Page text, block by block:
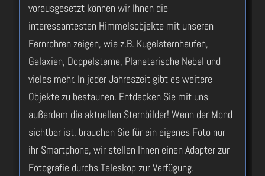
vorausgesetzt können wir Ihnen die
interessantesten Himmelsobjekte mit unseren
Fernrohren zeigen, wie z.B. Kugelsternhaufen,
Galaxien, Doppelsterne, Planetarische Nebel und
vieles mehr. In jeder Jahreszeit gibt es weitere
Objekte zu bestaunen. Entdecken Sie mit uns
außerdem die aktuellen Sternbilder! Wenn der Mond
sichtbar ist, brauchen Sie für ein eigenes Foto nur
ihr Smartphone, wir stellen Ihnen einen Adapter zur
Fotografie durchs Teleskop zur Verfügung.